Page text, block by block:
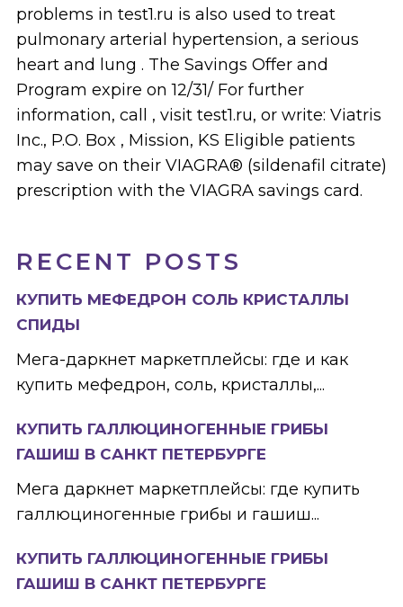
RECENT POSTS
КУПИТЬ МЕФЕДРОН СОЛЬ КРИСТАЛЛЫ
СПИДЫ
Мега-даркнет маркетплейсы: где и как
купить мефедрон, соль, кристаллы,...
КУПИТЬ ГАЛЛЮЦИНОГЕННЫЕ ГРИБЫ
ГАШИШ В САНКТ ПЕТЕРБУРГЕ
Мега даркнет маркетплейсы: где купить
галлюциногенные грибы и гашиш...
КУПИТЬ ГАЛЛЮЦИНОГЕННЫЕ ГРИБЫ
ГАШИШ В САНКТ ПЕТЕРБУРГЕ
problems in test1.ru is also used to treat
pulmonary arterial hypertension, a serious
heart and lung . The Savings Offer and
Program expire on 12/31/ For further
information, call , visit test1.ru, or write: Viatris
Inc., P.O. Box , Mission, KS Eligible patients
may save on their VIAGRA® (sildenafil citrate)
prescription with the VIAGRA savings card.